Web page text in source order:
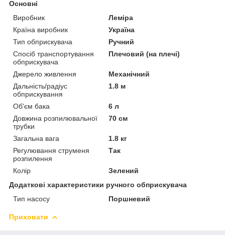
Основні
Виробник
Леміра
Країна виробник
Україна
Тип обприскувача
Ручний
Спосіб транспортування
обприскувача
Плечовий (на плечі)
Джерело живлення
Механічний
Дальність/радіус
обприскування
1.8 м
Об'єм бака
6 л
Довжина розпилювальної
трубки
70 см
Загальна вага
1.8 кг
Регулювання струменя
розпилення
Так
Колір
Зелений
Додаткові характеристики ручного обприскувача
Тип насосу
Поршневий
Приховати